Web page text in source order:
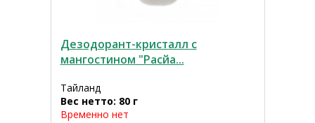
Дезодорант-кристалл с
мангoстином "Расйа...
Тайланд
Вес нетто: 80 г
Временно нет